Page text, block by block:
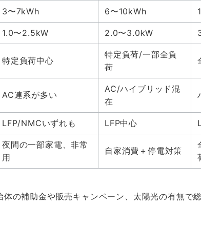
3〜7kWh 6〜10kWh
1.0〜2.5kW 2.0〜3.0kW
特定負荷中心
特定負荷/一部全負
荷
AC連系が多い
AC/ハイブリッド混
在
LFP/NMCいずれも LFP中心
夜間の一部家電、非常
用
自家消費＋停電対策
の補助金や販売キャンペーン、太陽光の有無で